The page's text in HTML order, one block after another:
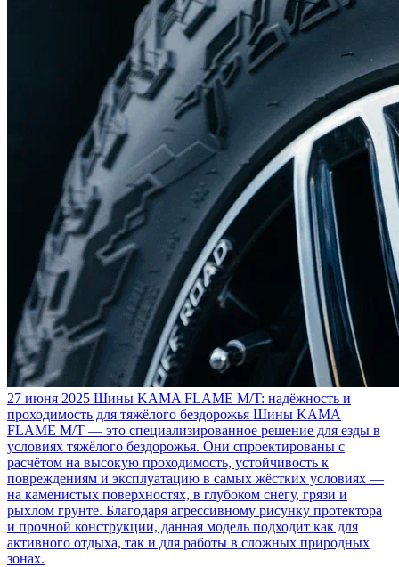
27 июня 2025 Шины KAMA FLAME M/T: надёжность и
проходимость для тяжёлого бездорожья Шины KAMA
FLAME M/T — это специализированное решение для езды в
условиях тяжёлого бездорожья. Они спроектированы с
расчётом на высокую проходимость, устойчивость к
повреждениям и эксплуатацию в самых жёстких условиях —
на каменистых поверхностях, в глубоком снегу, грязи и
рыхлом грунте. Благодаря агрессивному рисунку протектора
и прочной конструкции, данная модель подходит как для
активного отдыха, так и для работы в сложных природных
зонах.